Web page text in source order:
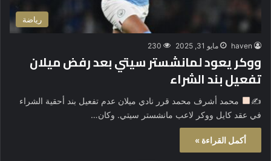
رياضة
haven مايو 31, 2025 230
ووكر يعود لمانشستر سيتي بعد رفض ميلان
تفعيل بند الشراء
✍
محمد أشرف محمد قرر نادي ميلان عدم تفعيل بند أحقية الشراء
في عقد كايل ووكر لاعب مانشستر سيتي. وكان…
أكمل القراءة »